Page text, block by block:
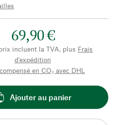
69,90 €
incluent la TVA, plus Frais
d'expédition
en CO₂ avec DHL
Ajouter au panier